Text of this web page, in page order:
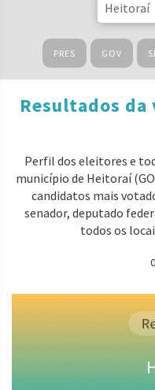
PRES GOV
Resultados
Perfil dos eleitores e
município de Heitoraí
candidatos mais
senador, deputado
todos os